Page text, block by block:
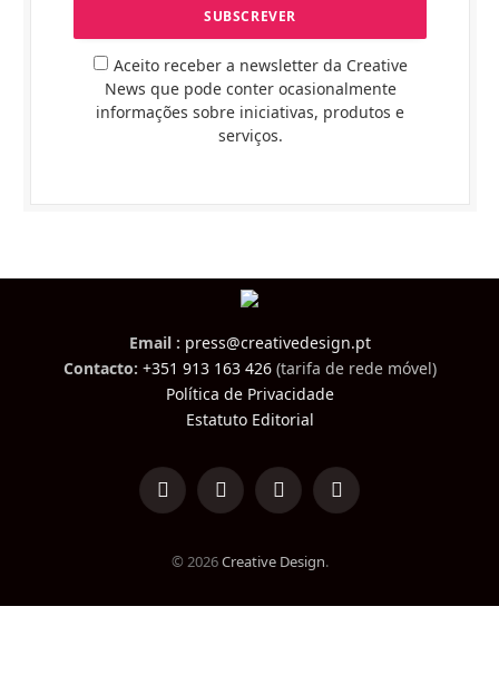
Aceito receber a newsletter da Creative
News que pode conter ocasionalmente
informações sobre iniciativas, produtos e
serviços.
Email : press@creativedesign.pt
Contacto: +351 913 163 426(tarifa de rede móvel)
Política de Privacidade
Estatuto Editorial
LinkedInFacebookInstagramTikTok
© 2026Creative Design.